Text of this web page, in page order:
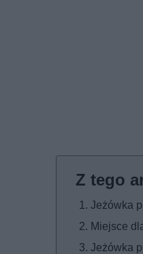
Jeżówka
Miejsce
Jeżówka